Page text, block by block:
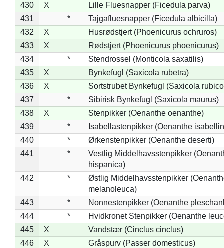
430
X
Lille Fluesnapper (Ficedula parva)
431
*
Tajgafluesnapper (Ficedula albicilla)
432
X
Husrødstjert (Phoenicurus ochruros)
433
X
Rødstjert (Phoenicurus phoenicurus)
434
*
Stendrossel (Monticola saxatilis)
435
X
Bynkefugl (Saxicola rubetra)
436
X
Sortstrubet Bynkefugl (Saxicola
437
*
Sibirisk Bynkefugl (Saxicola maurus)
438
X
Stenpikker (Oenanthe oenanthe)
439
*
Isabellastenpikker (Oenanthe
440
*
Ørkenstenpikker (Oenanthe deserti)
441
*
Vestlig Middelhavsstenpikker
hispanica)
442
*
Østlig Middelhavsstenpikker
melanoleuca)
443
*
Nonnestenpikker (Oenanthe
444
*
Hvidkronet Stenpikker (Oenanthe
445
X
Vandstær (Cinclus cinclus)
446
X
Gråspurv (Passer domesticus)